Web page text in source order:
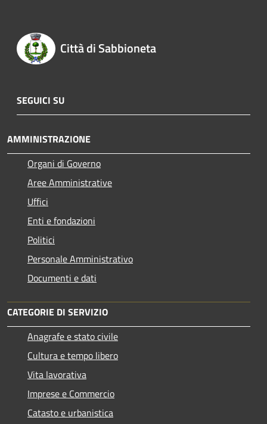
Città di Sabbioneta
SEGUICI SU
AMMINISTRAZIONE
Organi di Governo
Aree Amministrative
Uffici
Enti e fondazioni
Politici
Personale Amministrativo
Documenti e dati
CATEGORIE DI SERVIZIO
Anagrafe e stato civile
Cultura e tempo libero
Vita lavorativa
Imprese e Commercio
Catasto e urbanistica